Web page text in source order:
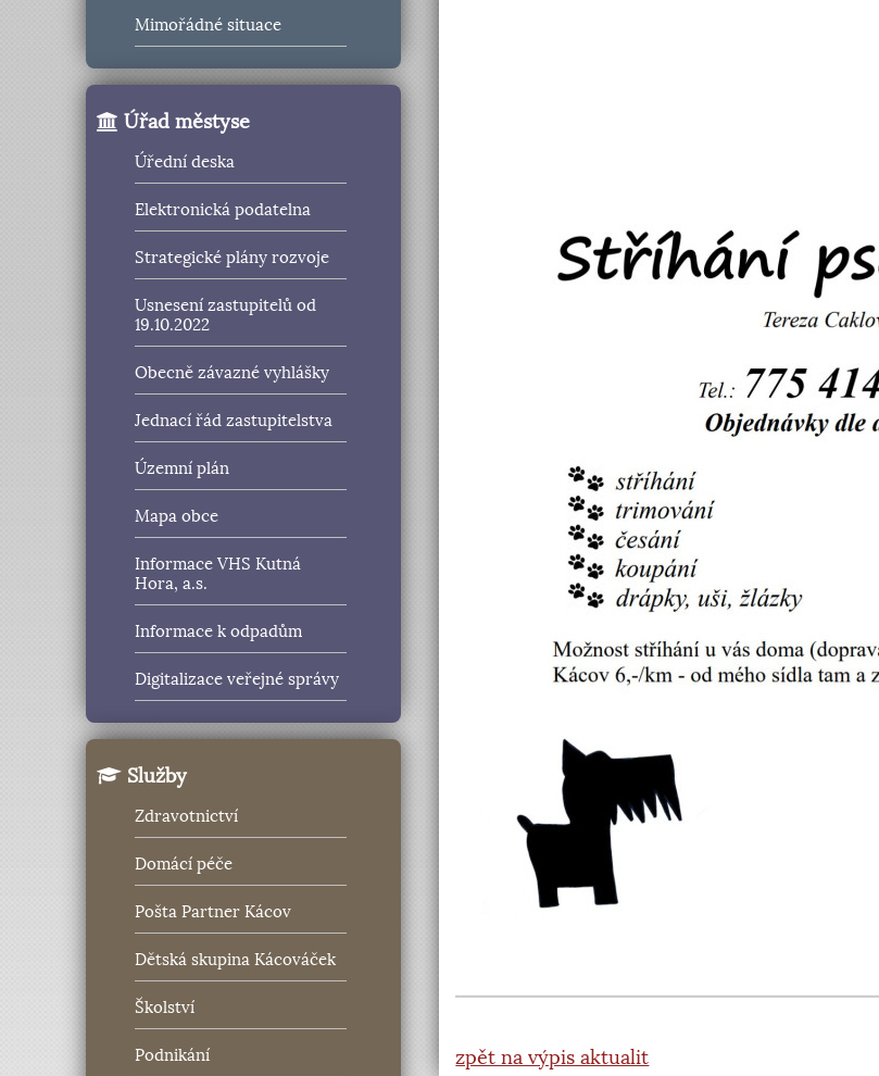
Mimořádné situace
Úřad městyse
Úřední deska
Elektronická podatelna
Strategické plány rozvoje
Usnesení zastupitelů od
19.10.2022
Obecně závazné vyhlášky
Jednací řád zastupitelstva
Územní plán
Mapa obce
Informace VHS Kutná
Hora, a.s.
Informace k odpadům
Digitalizace veřejné správy
Služby
Zdravotnictví
Domácí péče
Pošta Partner Kácov
Dětská skupina Kácováček
Školství
Podnikání zpět na výpis aktualit